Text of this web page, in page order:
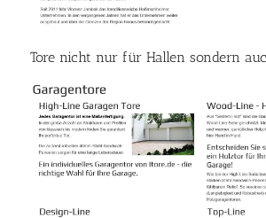
Tore nicht nur für Hallen sondern